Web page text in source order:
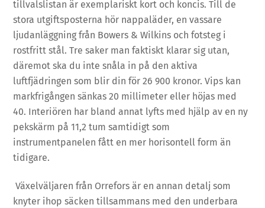
tillvalslistan är exemplariskt kort och koncis. Till de
stora utgiftsposterna hör nappaläder, en vassare
ljudanläggning från Bowers & Wilkins och fotsteg i
rostfritt stål. Tre saker man faktiskt klarar sig utan,
däremot ska du inte snåla in på den aktiva
luftfjädringen som blir din för 26 900 kronor. Vips kan
markfrigången sänkas 20 millimeter eller höjas med
40. Interiören har bland annat lyfts med hjälp av en ny
pekskärm på 11,2 tum samtidigt som
instrumentpanelen fått en mer horisontell form än
tidigare.
Växelväljaren från Orrefors är en annan detalj som
knyter ihop säcken tillsammans med den underbara